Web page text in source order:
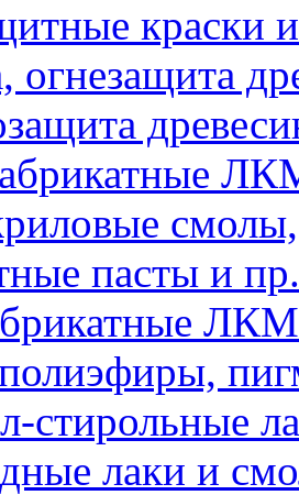
краски
огнезащита
ЛКМ
стирольные
лаки и